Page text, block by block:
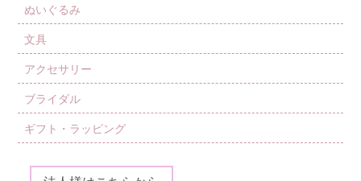
ぬいぐるみ
文具
アクセサリー
ブライダル
ギフト・ラッピング